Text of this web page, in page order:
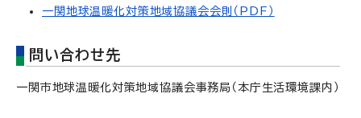
一関地球温暖化対策地域協議会会則（PDF）
問い合わせ先
一関市地球温暖化対策地域協議会事務局（本庁生活環境課内）